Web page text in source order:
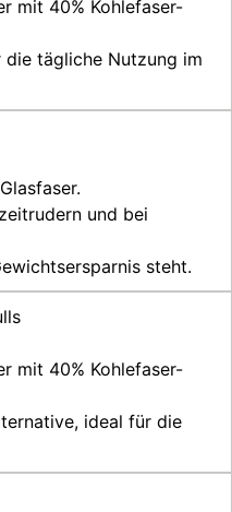
mit 40% Kohlefaser-
tägliche Nutzung im
und bei
steht.
mit 40% Kohlefaser-
ideal für die